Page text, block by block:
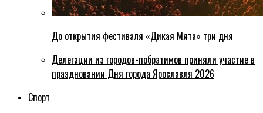
До открытия фестиваля «Дикая Мята» три дня
Делегации из городов-побратимов приняли участие в
праздновании Дня города Ярославля 2026
Спорт